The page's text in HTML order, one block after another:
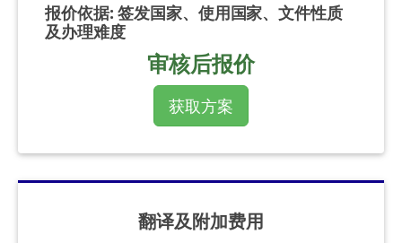
报价依据:签发国家、使用国家、文件性质
及办理难度
审核后报价
获取方案
翻译及附加费用